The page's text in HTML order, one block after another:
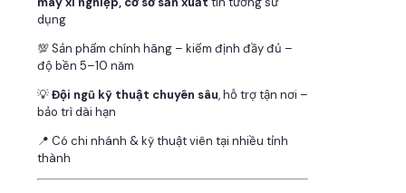
dụng
💯 Sản phẩm chính hãng – kiểm định đầy đủ –
độ bền 5–10 năm
💡Đội ngũ kỹ thuật chuyên sâu, hỗ trợ tận nơi –
bảo trì dài hạn
📍 Có chi nhánh & kỹ thuật viên tại nhiều tỉnh
thành